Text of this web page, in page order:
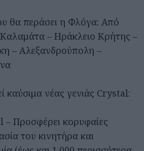
θα περάσει η Φλόγα: Από
– Ηράκλειο Κρήτης –
– Αλεξανδρούπολη –
καύσιμα νέας γενιάς Crystal:
Προσφέρει κορυφαίες
του κινητήρα και